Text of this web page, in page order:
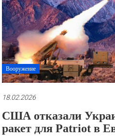
рекламные
ролики
и
презентации.
Вооружение
18.02.2026
США отказали
ракет для Patriot в